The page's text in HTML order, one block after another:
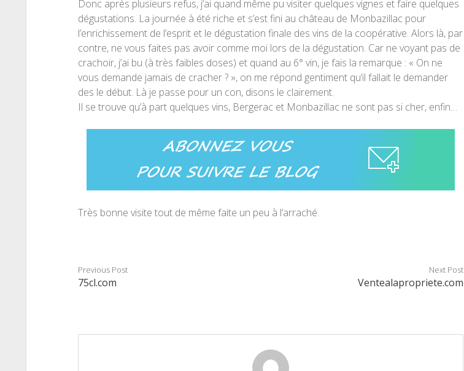
Donc après plusieurs refus, j’ai quand même pu visiter quelques vignes et faire quelques
dégustations. La journée à été riche et s’est fini au château de Monbazillac pour
l’enrichissement de l’esprit et le dégustation finale des vins de la coopérative. Alors là, par
contre, ne vous faites pas avoir comme moi lors de la dégustation. Car ne voyant pas de
crachoir, j’ai bu (à très faibles doses) et quand au 6° vin, je fais la remarque : « On ne
vous demande jamais de cracher ? », on me répond gentiment qu’il fallait le demander
des le début. Là je passe pour un con, disons le clairement.
Il se trouve qu’à part quelques vins, Bergerac et Monbazillac ne sont pas si cher, enfin…
Très bonne visite tout de même faite un peu à l’arraché.
Previous Post
75cl.com
Next Post
Ventealapropriete.com